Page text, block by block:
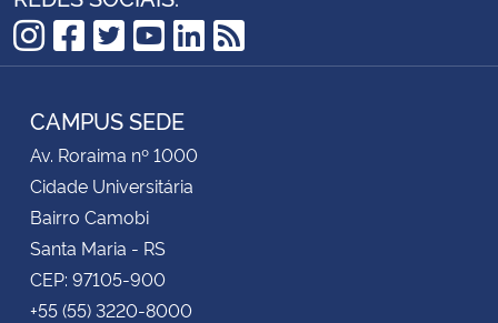
Instagram
Facebook
Twitter
YouTube
LinkedIn
RSS
CAMPUS SEDE
Av. Roraima nº 1000
Cidade Universitária
Bairro Camobi
Santa Maria - RS
CEP: 97105-900
+55 (55) 3220-8000